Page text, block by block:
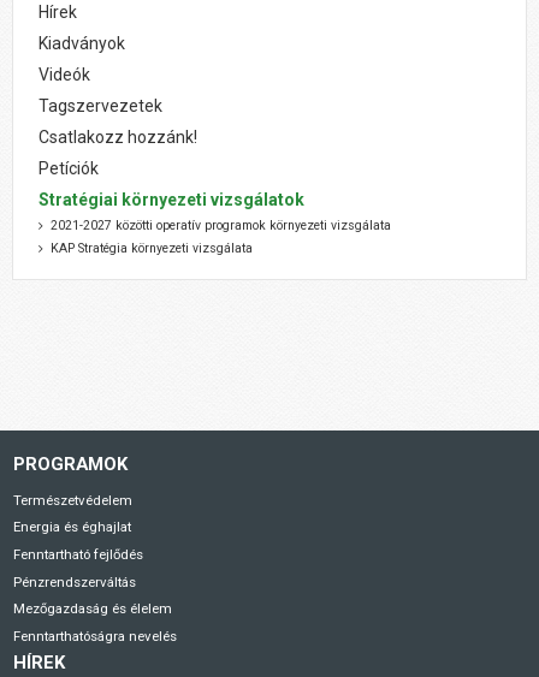
Hírek
Kiadványok
Videók
Tagszervezetek
Csatlakozz hozzánk!
Petíciók
Stratégiai környezeti vizsgálatok
2021-2027 közötti operatív programok környezeti vizsgálata
KAP Stratégia környezeti vizsgálata
PROGRAMOK
Természetvédelem
Energia és éghajlat
Fenntartható fejlődés
Pénzrendszerváltás
Mezőgazdaság és élelem
Fenntarthatóságra nevelés
HÍREK